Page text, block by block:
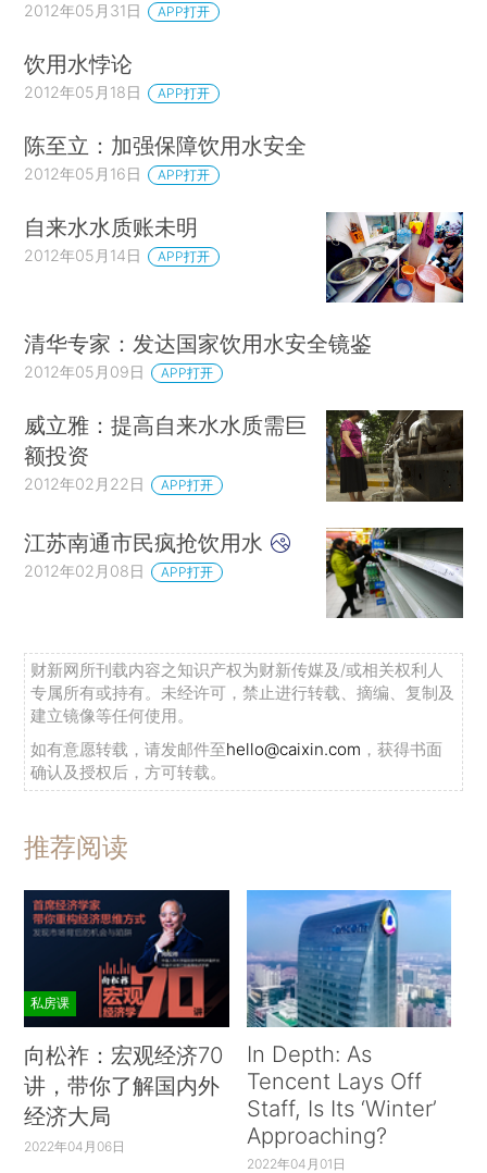
2012年05月31日 APP打开
饮用水悖论
2012年05月18日 APP打开
陈至立：加强保障饮用水安全
2012年05月16日 APP打开
自来水水质账未明
2012年05月14日 APP打开
清华专家：发达国家饮用水安全镜鉴
2012年05月09日 APP打开
威立雅：提高自来水水质需巨
额投资
2012年02月22日 APP打开
江苏南通市民疯抢饮用水
2012年02月08日 APP打开
财新网所刊载内容之知识产权为财新传媒及/或相关权利人
专属所有或持有。未经许可，禁止进行转载、摘编、复制及
建立镜像等任何使用。
如有意愿转载，请发邮件至hello@caixin.com ，获得书面
确认及授权后，方可转载。
推荐阅读
私房课
向松祚：宏观经济70
讲，带你了解国内外
经济大局
2022年04月06日
In Depth: As
Tencent Lays Off
Staff, Is Its ‘Winter’
Approaching?
2022年04月01日